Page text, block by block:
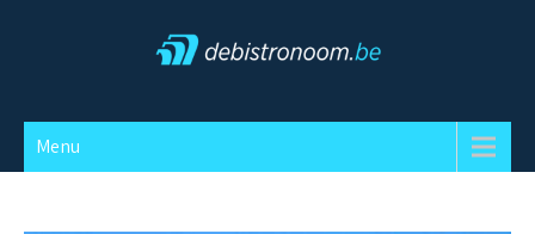
Debistronoom
Menu